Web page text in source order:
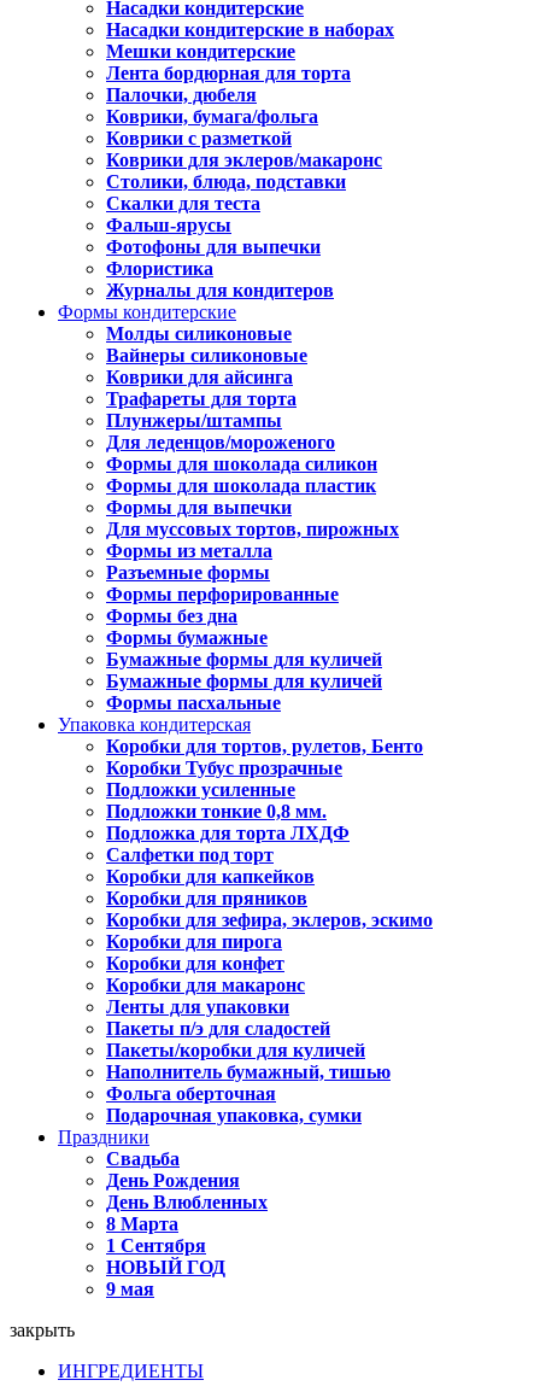
Насадки кондитерские
Насадки кондитерские в наборах
Мешки кондитерские
Лента бордюрная для торта
Палочки, дюбеля
Коврики, бумага/фольга
Коврики с разметкой
Коврики для эклеров/макаронс
Столики, блюда, подставки
Скалки для теста
Фальш-ярусы
Фотофоны для выпечки
Флористика
Журналы для кондитеров
Формы кондитерские
Молды силиконовые
Вайнеры силиконовые
Коврики для айсинга
Трафареты для торта
Плунжеры/штампы
Для леденцов/мороженого
Формы для шоколада силикон
Формы для шоколада пластик
Формы для выпечки
Для муссовых тортов, пирожных
Формы из металла
Разъемные формы
Формы перфорированные
Формы без дна
Формы бумажные
Бумажные формы для куличей
Бумажные формы для куличей
Формы пасхальные
Упаковка кондитерская
Коробки для тортов, рулетов, Бенто
Коробки Тубус прозрачные
Подложки усиленные
Подложки тонкие 0,8 мм.
Подложка для торта ЛХДФ
Салфетки под торт
Коробки для капкейков
Коробки для пряников
Коробки для зефира, эклеров, эскимо
Коробки для пирога
Коробки для конфет
Коробки для макаронс
Ленты для упаковки
Пакеты п/э для сладостей
Пакеты/коробки для куличей
Наполнитель бумажный, тишью
Фольга оберточная
Подарочная упаковка, сумки
Праздники
Свадьба
День Рождения
День Влюбленных
8 Марта
1 Сентября
НОВЫЙ ГОД
9 мая
закрыть
ИНГРЕДИЕНТЫ